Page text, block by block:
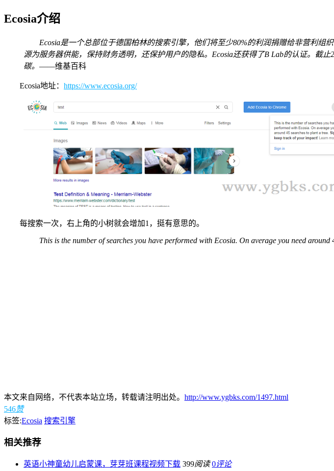
Ecosia介绍
Ecosia是一个总部位于德国柏林的搜索引擎，他们将至少80%的利润捐赠给非营利
源为服务器供能，保持财务透明，还保护用户的隐私。Ecosia还获得了B Lab的认证。截
碳。 ——维基百科
Ecosia地址： https://www.ecosia.org/
每搜索一次，右上角的小树就会增加1，挺有意思的。
This is the number of searches you have performed with Ecosia. On average you need around
本文来自网络，不代表本站立场，转载请注明出处。 http://www.ygbks.com/1497.html
546赞
标签:Ecosia 搜索引擎
相关推荐
英语小神童幼儿启蒙课，芽芽班课程视频下载 399阅读 0评论